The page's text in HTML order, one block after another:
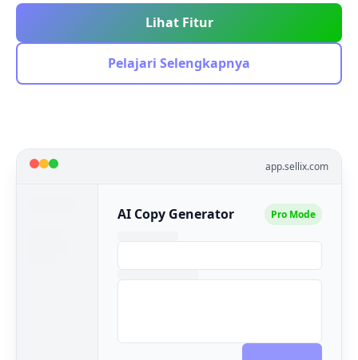
Lihat Fitur
Pelajari Selengkapnya
app.sellix.com
AI Copy Generator Pro Mode